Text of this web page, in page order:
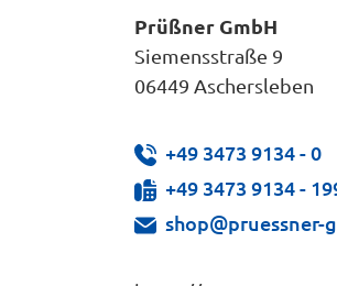
Prüßner GmbH
Siemensstraße 9
06449 Aschersleben
+49 3473 9134 - 0
+49 3473 9134 -
shop@pruessner-